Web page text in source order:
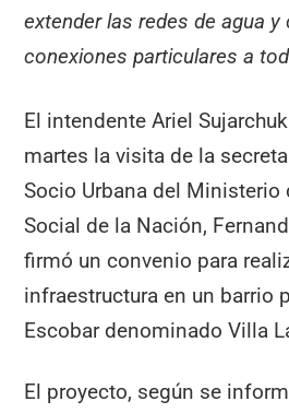
extender las redes de agua
conexiones particulares a
El intendente Ariel
martes la visita de la
Socio Urbana del Ministerio
Social de la Nación,
firmó un convenio para
infraestructura en un barrio
Escobar denominado Villa
El proyecto, según se